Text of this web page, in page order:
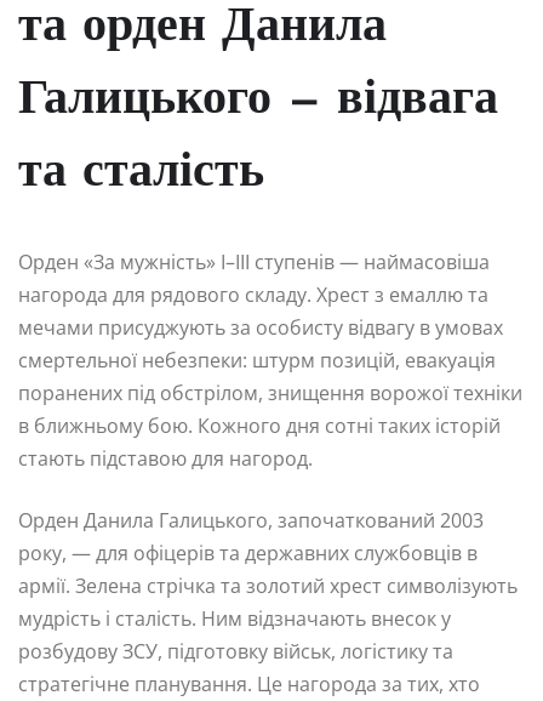
та орден Данила
Галицького — відвага
та сталість
Орден «За мужність» I–III ступенів — наймасовіша
нагорода для рядового складу. Хрест з емаллю та
мечами присуджують за особисту відвагу в умовах
смертельної небезпеки: штурм позицій, евакуація
поранених під обстрілом, знищення ворожої техніки
в ближньому бою. Кожного дня сотні таких історій
стають підставою для нагород.
Орден Данила Галицького, започаткований 2003
року, — для офіцерів та державних службовців в
армії. Зелена стрічка та золотий хрест символізують
мудрість і сталість. Ним відзначають внесок у
розбудову ЗСУ, підготовку військ, логістику та
стратегічне планування. Це нагорода за тих, хто